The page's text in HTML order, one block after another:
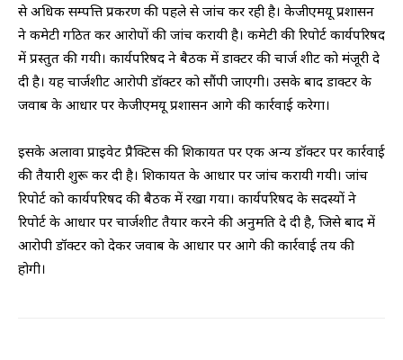
से अधिक सम्पत्ति प्रकरण की पहले से जांच कर रही है। केजीएमयू प्रशासन
ने कमेटी गठित कर आरोपों की जांच करायी है। कमेटी की रिपोर्ट कार्यपरिषद
में प्रस्तुत की गयी। कार्यपरिषद ने बैठक में डाक्टर की चार्ज शीट को मंजूरी दे
दी है। यह चार्जशीट आरोपी डॉक्टर को सौंपी जाएगी। उसके बाद डाक्टर के
जवाब के आधार पर केजीएमयू प्रशासन आगे की कार्रवाई करेगा।
इसके अलावा प्राइवेट प्रैक्टिस की शिकायत पर एक अन्य डॉक्टर पर कार्रवाई
की तैयारी शुरू कर दी है। शिकायत के आधार पर जांच करायी गयी। जांच
रिपोर्ट को कार्यपरिषद की बैठक में रखा गया। कार्यपरिषद के सदस्यों ने
रिपोर्ट के आधार पर चार्जशीट तैयार करने की अनुमति दे दी है, जिसे बाद में
आरोपी डॉक्टर को देकर जवाब के आधार पर आगे की कार्रवाई तय की
होगी।